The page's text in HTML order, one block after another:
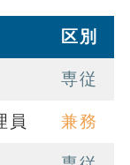
区別
専従
員 兼務